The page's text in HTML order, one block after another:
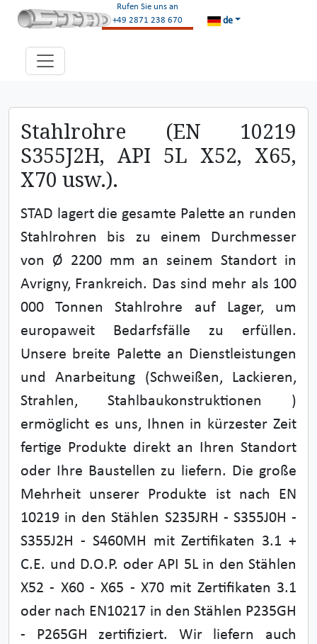
Rufen Sie uns an
+49 2871 238 670
de
Stahlrohre (EN 10219
S355J2H, API 5L X52, X65,
X70 usw.).
STAD lagert die gesamte Palette an runden
Stahlrohren bis zu einem Durchmesser
von Ø 2200 mm an seinem Standort in
Avrigny, Frankreich. Das sind mehr als 100
000 Tonnen Stahlrohre auf Lager, um
europaweit Bedarfsfälle zu erfüllen.
Unsere breite Palette an Dienstleistungen
und Anarbeitung (Schweißen, Lackieren,
Strahlen, Stahlbaukonstruktionen )
ermöglicht es uns, Ihnen in kürzester Zeit
fertige Produkte direkt an Ihren Standort
oder Ihre Baustellen zu liefern. Die große
Mehrheit unserer Produkte ist nach EN
10219 in den Stählen S235JRH - S355J0H -
S355J2H - S460MH mit Zertifikaten 3.1 +
C.E. und D.O.P. oder API 5L in den Stählen
X52 - X60 - X65 - X70 mit Zertifikaten 3.1
oder nach EN10217 in den Stählen P235GH
- P265GH zertifiziert. Wir liefern auch